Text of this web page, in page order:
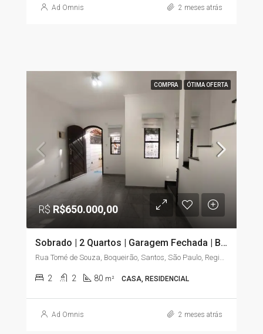
Ad Omnis 2 meses atrás
COMPRA ÓTIMA OFERTA
R$R$650.000,00
Sobrado | 2 Quartos | Garagem Fechada | Boqueirão – Santos/SP
Rua Tomé de Souza, Boqueirão, Santos, São Paulo, Região Sudeste, 11045-904, Brasil
2 2 80 m² CASA, RESIDENCIAL
Ad Omnis 2 meses atrás